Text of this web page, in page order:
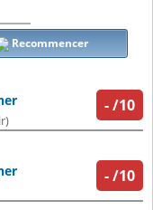
Recommencer
-/10
-/10